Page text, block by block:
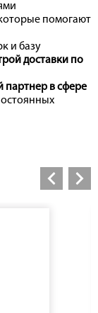
помогают
и базу
доставки по
партнер в сфере